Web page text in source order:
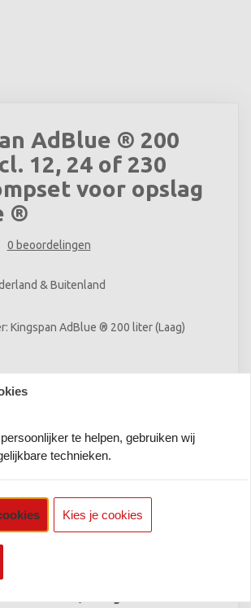
AdBlue ® 200
12, 24 of 230
voor opslag
®
0 beoordelingen
& Buitenland
Kingspan AdBlue ® 200 liter (Laag)
Bestellen
heeft een langere levertijd, deze komt
Kingspan.
te helpen, gebruiken wij
technieken.
Kies je cookies